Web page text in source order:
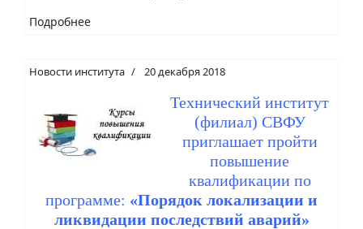
Подробнее
Новости института 20 декабря 2018
Технический институт
(филиал) СВФУ
приглашает пройти
повышение
квалификации по
программе: «Порядок локализации и
ликвидации последствий аварий»